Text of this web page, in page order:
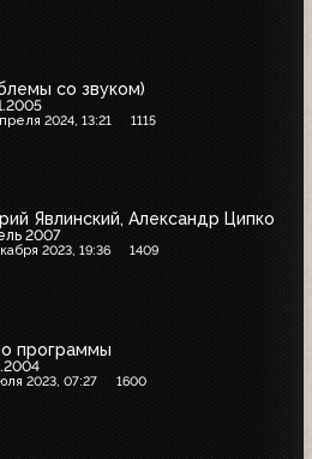
со звуком)
2024, 13:21 1115
Явлинский, Александр Ципко
2007
2023, 19:36 1409
программы
2023, 07:27 1600